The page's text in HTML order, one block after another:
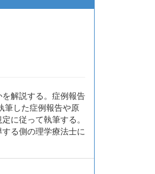
解説する。症例報告
筆した症例報告や原
に従って執筆する。
る側の理学療法士に